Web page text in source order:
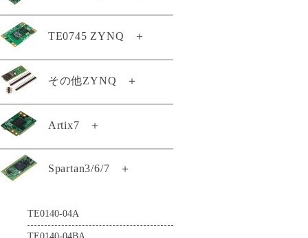
TEI0050-01-AAH13A
TEI0187-01-T4E11-A
TEI1000-01-ADI11-A
TEI1000-02-A3I11-A
TEIB0006-03-A
TEBA0714-01
TEBA0841-02
TEBB0714-01
TEBF0808-05
TEBF0818-02A
TEBT0782-01
TEBT0782-01A
TEBT0808-02
TE0803-04-5DE11-A
TE0803-04-5DI21-A
TE0807-03-7DI24-A
TE0807-04-4BE81-AK
TE0807-04-7DE81-A
TE0808-05-9BE21-LZ
TE0808-05-9BE81-A
TE0808-05-9BE81-E
TE0808-05-9BE81-EK
TE0808-05-9GI21-A
TE0808-05-9GI21-AS
TE0808-05-9GI21-E
TE0808-05-9GI81-E
TE0808-05-BBE21-AS
TE0820-05-2AI81MA
TE0820-05-2BE81MA
TE0820-05-2BE81ML
TE0820-05-2BI21MA
TE0820-05-2BI81MA
TE0820-05-2BI81ML
TE0820-05-3AE21MA
TE0820-05-3AE81MA
TE0820-05-3BE81MA
TE0812-02-EM2
TE0813-01-4DE11-AZ
TE0813-02-2AE81-A
TE0813-02-2BE81-A
TE0813-02-3AE81-A
TE0813-02-3BE81-A
TE0813-02-3BE81-AS
TE0813-02-4AE81-A
TE0813-02-4BE81-AK
GigaZee TRENZ-LSHM150
GigaZee TRENZ-LSHM130
GigaZee TRENZ付属品セット
TE0720-03-64I63MA
TE0720-04-31C33MA
TE0720-04-61C33MA
TE0720-04-61C33MAS
TE0720-04-61C33RA
TE0720-04-61Q33MA
TE0726-03-11C64-A
TE0726-03-41C64-A
TE0726-03-41C74-R
TE0726-04-41C94-A
Zynqberryスタータキット・ライ
TE0745 ZYNQ ＋
TE0745-02-71I31-A
TE0745-02-72I33-A
TE0745-02-92I31-F
TE0745-03-71I31-A
TE0745-03-71I31-AK
TE0745-03-81C31-A
その他ZYNQ ＋
TE0722-02-07S-1C
TE0722-04-41C-4-A
TE0722-04-41I-4-A
TE0723-03-41C64-A
Artix7 ＋
TE0714-02-50-2I
TE0710-03-42I21-A
Spartan3/6/7 ＋
TE0140-04A
TE0140-04BA